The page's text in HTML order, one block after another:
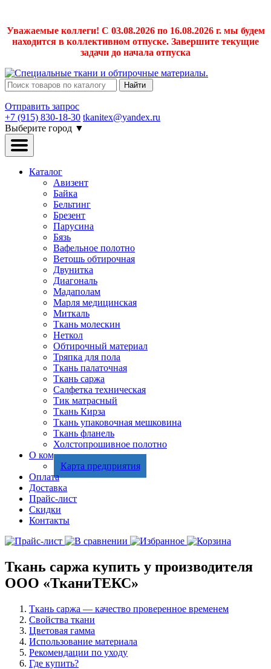
Уважаемые коллеги! С 03.08.2026 по 16.08.2026 г. мы будем
находится в коллективном отпуске. Завершите текущие
задачи до начала отпуска
Найти
Отправить запрос
+7 (915) 830-18-30 tkanitex@yandex.ru
Выберите город ▼
Каталог
Авизент
Байка
Бельтинг
Брезент
Парусина
Бязь
Вафельное полотно
Ветошь обтирочная
Двунитка
Диагональ
Мадаполам
Марля медицинская
Миткаль
Ткань молескин
Неткол
Обтирочный материал
Тряпка для пола
Ткань палаточная
Ткань саржа
Салфетка техническая
Тик матрасный
Ткань Кирза
Ткань упаковочная мешковина
Ткань фланель
Холстопрошивное полотно
О компании
Карта предприятия
Оплата
Доставка
Прайс-лист
Скидки
Контакты
Ткань саржа купить у производителя
ООО «ТканиТЕКС»
Ткань саржа — качество проверенное временем
Свойства ткани
Цветовая гамма
Использование материала
Рекомендации по уходу
Где купить?